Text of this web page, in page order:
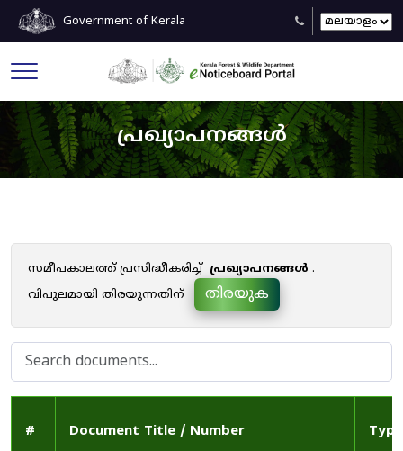
Government of Kerala
പ്രഖ്യാപനങ്ങൾ
സമീപകാലത്ത് പ്രസിദ്ധീകരിച്ച് പ്രഖ്യാപനങ്ങൾ .
വിപുലമായി തിരയുന്നതിന്
തിരയുക
# Document Title / Number Type